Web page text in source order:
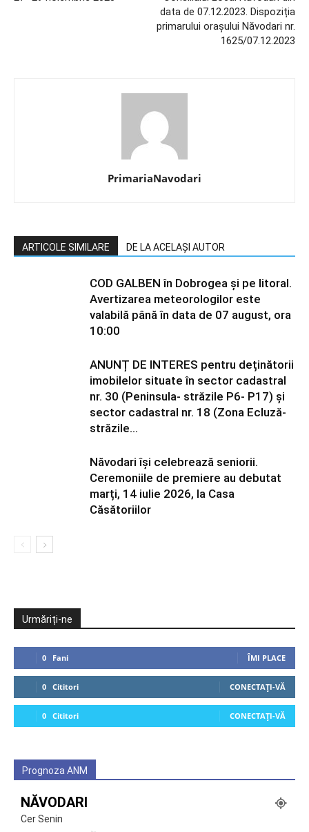
data de 07.12.2023. Dispoziția
primarului orașului Năvodari nr.
1625/07.12.2023
PrimariaNavodari
ARTICOLE SIMILARE DE LA ACELAȘI AUTOR
COD GALBEN în Dobrogea și pe litoral.
Avertizarea meteorologilor este
valabilă până în data de 07 august, ora
10:00
ANUNȚ DE INTERES pentru deținătorii
imobilelor situate în sector cadastral
nr. 30 (Peninsula- străzile P6- P17) și
sector cadastral nr. 18 (Zona Ecluză-
străzile...
Năvodari își celebrează seniorii.
Ceremoniile de premiere au debutat
marți, 14 iulie 2026, la Casa
Căsătoriilor
Urmăriți-ne
0 Fani ÎMI PLACE
0 Cititori CONECTAȚI-VĂ
0 Cititori CONECTAȚI-VĂ
Prognoza ANM
NĂVODARI
Cer Senin